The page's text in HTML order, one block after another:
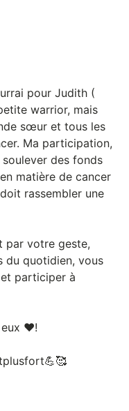
pour Judith (
warrior, mais
sœur et tous les
Ma participation,
des fonds
matière de cancer
rassembler une
par votre geste,
du quotidien, vous
participer à
eux ❤️!